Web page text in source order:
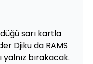
sarı kartla
Djiku da RAMS
yalnız bırakacak.